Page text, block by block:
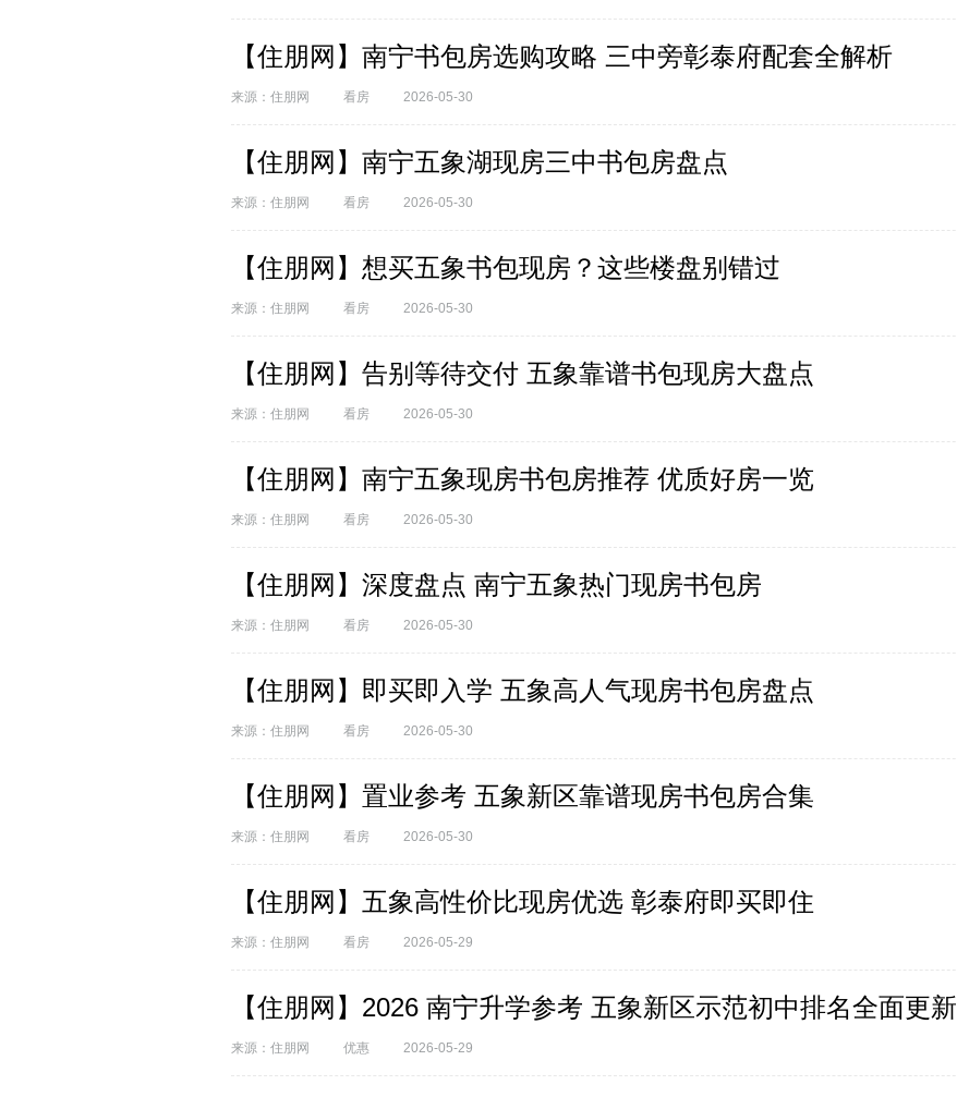
【住朋网】南宁书包房选购攻略 三中旁彰泰府配套全解析
来源：住朋网 看房 2026-05-30
【住朋网】南宁五象湖现房三中书包房盘点
来源：住朋网 看房 2026-05-30
【住朋网】想买五象书包现房？这些楼盘别错过
来源：住朋网 看房 2026-05-30
【住朋网】告别等待交付 五象靠谱书包现房大盘点
来源：住朋网 看房 2026-05-30
【住朋网】南宁五象现房书包房推荐 优质好房一览
来源：住朋网 看房 2026-05-30
【住朋网】深度盘点 南宁五象热门现房书包房
来源：住朋网 看房 2026-05-30
【住朋网】即买即入学 五象高人气现房书包房盘点
来源：住朋网 看房 2026-05-30
【住朋网】置业参考 五象新区靠谱现房书包房合集
来源：住朋网 看房 2026-05-30
【住朋网】五象高性价比现房优选 彰泰府即买即住
来源：住朋网 看房 2026-05-29
【住朋网】2026 南宁升学参考 五象新区示范初中排名全面更新
来源：住朋网 优惠 2026-05-29